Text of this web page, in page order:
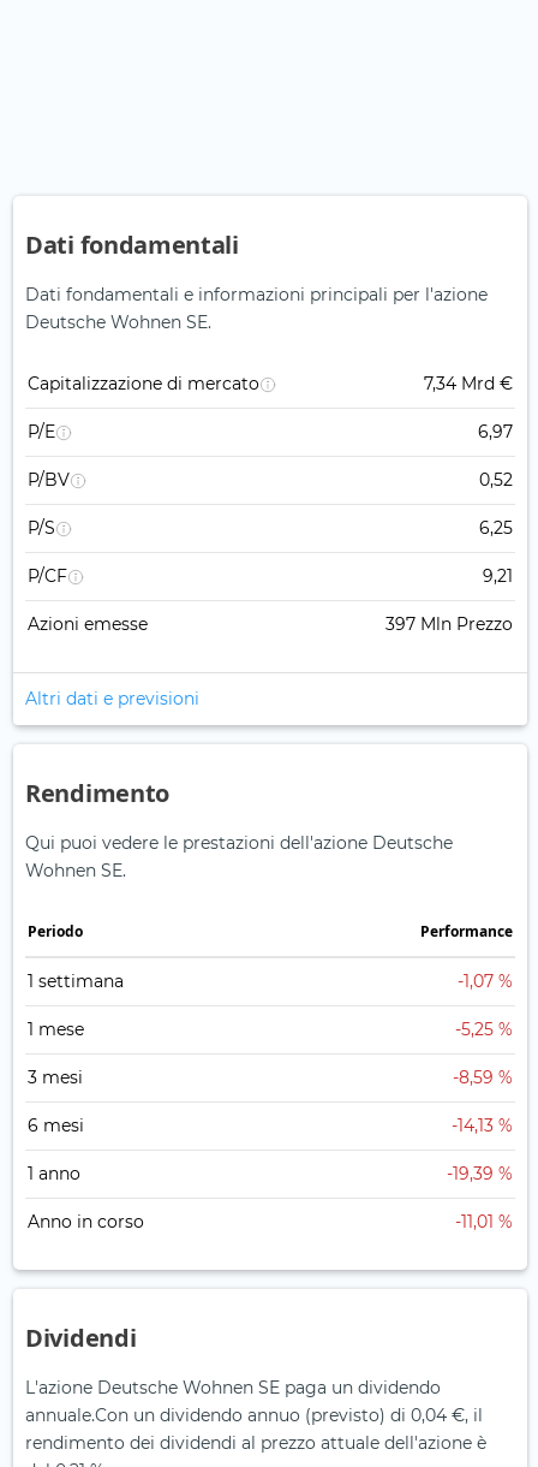
Dati fondamentali
Dati fondamentali e informazioni principali per l'azione
Deutsche Wohnen SE.
Capitalizzazione di mercato 7,34 Mrd €
P/E 6,97
P/BV 0,52
P/S 6,25
P/CF 9,21
Azioni emesse 397 Mln Prezzo
Altri dati e previsioni
Rendimento
Qui puoi vedere le prestazioni dell'azione Deutsche
Wohnen SE.
Periodo Performance
1 settimana -1,07 %
1 mese -5,25 %
3 mesi -8,59 %
6 mesi -14,13 %
1 anno -19,39 %
Anno in corso -11,01 %
Dividendi
L'azione Deutsche Wohnen SE paga un dividendo
annuale.Con un dividendo annuo (previsto) di 0,04 €, il
rendimento dei dividendi al prezzo attuale dell'azione è